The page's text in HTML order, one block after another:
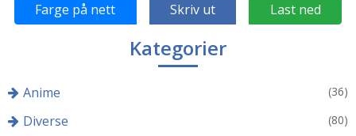
Farge på nett Skriv ut Last ned
Kategorier
Anime (36)
Diverse (80)